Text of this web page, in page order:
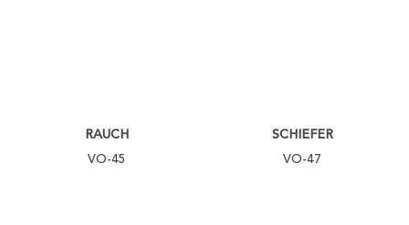
RAUCH
VO-45
SCHIEFER
VO-47